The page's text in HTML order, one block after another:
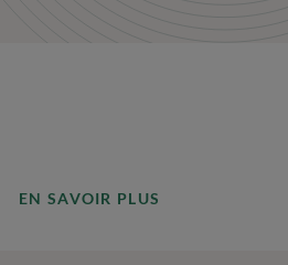
EN SAVOIR PLUS